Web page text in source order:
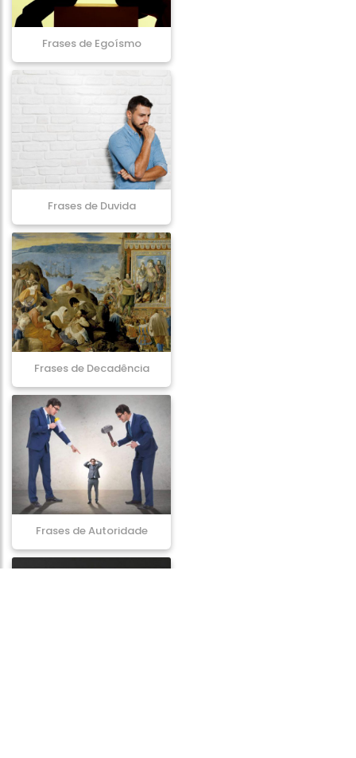
Frases de Egoísmo
Frases de Duvida
Frases de Decadência
Frases de Autoridade